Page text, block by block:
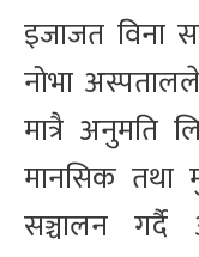
इजाजत विना
नोभा
मात्रै अनुमति
मानसिक तथा
सञ्चालन